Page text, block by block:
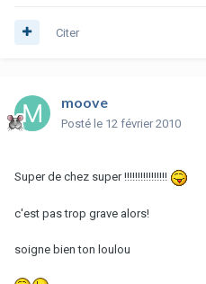
Citer
moove
Posté le 12 février 2010
Super de chez super !!!!!!!!!!!!!!!!
c'est pas trop grave alors!
soigne bien ton loulou